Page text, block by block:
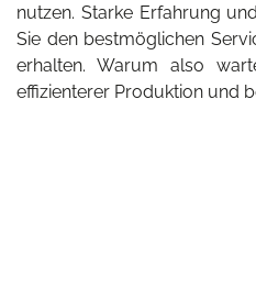
nutzen. Starke Erfahrung
Sie den bestmöglichen
erhalten. Warum also
effizienterer Produktion und